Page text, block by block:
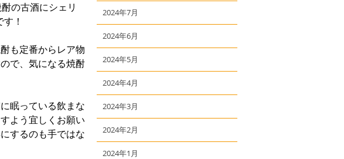
の古酒にシェリ
！
も定番からレア物
で、気になる焼酎
眠っている飲まな
よう宜しくお願い
するのも手ではな
2024年7月
2024年6月
2024年5月
2024年4月
2024年3月
2024年2月
2024年1月